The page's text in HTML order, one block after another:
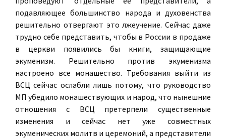
подавляющее большинство народа и духовенства
решительно отвергают это лжеучение. Сейчас даже
трудно себе представить, чтобы в России в продаже
в церкви появились бы книги, защищающие
экуменизм. Решительно против экуменизма
настроено все монашество. Требования выйти из
ВСЦ сейчас ослабли лишь потому, что руководство
МП убедило монашествующих и народ, что нынешние
отношения с ВСЦ претерпели существенные
изменения и сейчас нет уже совместных
экуменических молитв и церемоний, а представители